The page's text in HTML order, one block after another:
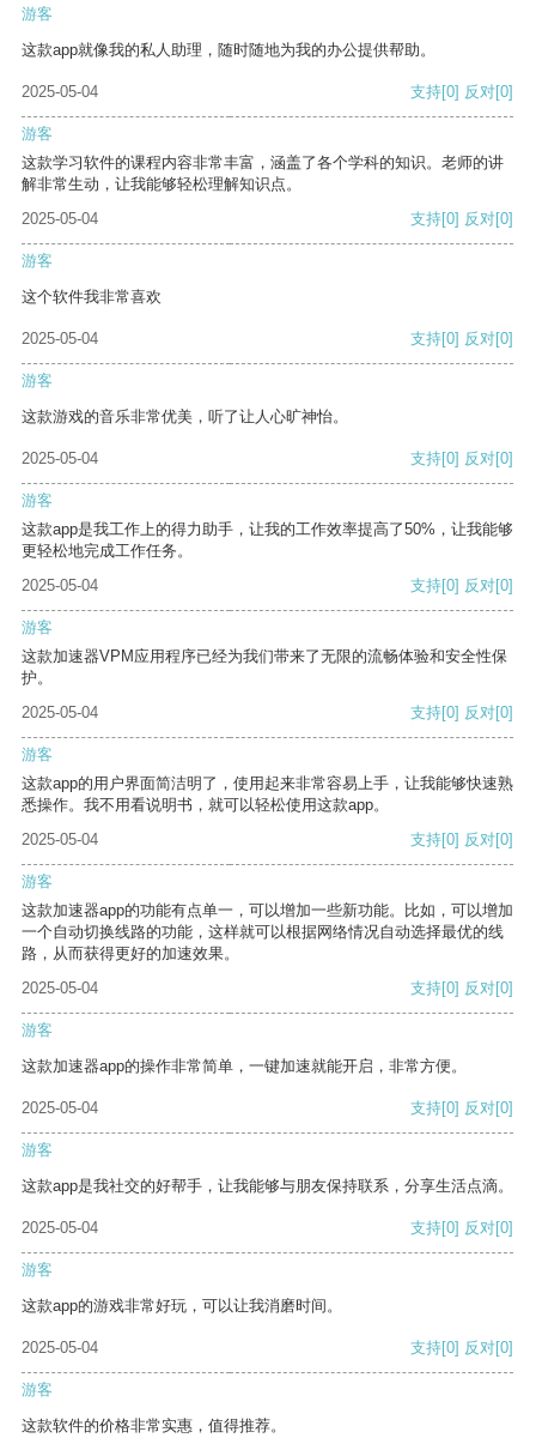
游客
这款app就像我的私人助理，随时随地为我的办公提供帮助。
2025-05-04 支持[0] 反对[0]
游客
这款学习软件的课程内容非常丰富，涵盖了各个学科的知识。老师的讲
解非常生动，让我能够轻松理解知识点。
2025-05-04
支持[0] 反对[0]
游客
这个软件我非常喜欢
2025-05-04 支持[0] 反对[0]
游客
这款游戏的音乐非常优美，听了让人心旷神怡。
2025-05-04 支持[0] 反对[0]
游客
这款app是我工作上的得力助手，让我的工作效率提高了50%，让我能够
更轻松地完成工作任务。
2025-05-04
支持[0] 反对[0]
游客
这款加速器VPM应用程序已经为我们带来了无限的流畅体验和安全性保
护。
2025-05-04
支持[0] 反对[0]
游客
这款app的用户界面简洁明了，使用起来非常容易上手，让我能够快速熟
悉操作。我不用看说明书，就可以轻松使用这款app。
2025-05-04
支持[0] 反对[0]
游客
这款加速器app的功能有点单一，可以增加一些新功能。比如，可以增加
一个自动切换线路的功能，这样就可以根据网络情况自动选择最优的线
路，从而获得更好的加速效果。
2025-05-04
支持[0] 反对[0]
游客
这款加速器app的操作非常简单，一键加速就能开启，非常方便。
2025-05-04 支持[0] 反对[0]
游客
这款app是我社交的好帮手，让我能够与朋友保持联系，分享生活点滴。
2025-05-04 支持[0] 反对[0]
游客
这款app的游戏非常好玩，可以让我消磨时间。
2025-05-04 支持[0] 反对[0]
游客
这款软件的价格非常实惠，值得推荐。